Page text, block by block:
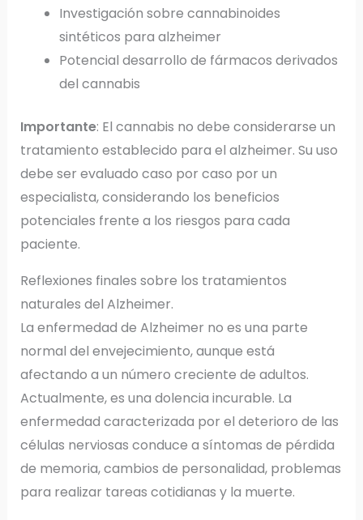
Investigación sobre cannabinoides
sintéticos para alzheimer
Potencial desarrollo de fármacos derivados
del cannabis
Importante: El cannabis no debe considerarse un
tratamiento establecido para el alzheimer. Su uso
debe ser evaluado caso por caso por un
especialista, considerando los beneficios
potenciales frente a los riesgos para cada
paciente.
Reflexiones finales sobre los tratamientos
naturales del Alzheimer.
La enfermedad de Alzheimer no es una parte
normal del envejecimiento, aunque está
afectando a un número creciente de adultos.
Actualmente, es una dolencia incurable. La
enfermedad caracterizada por el deterioro de las
células nerviosas conduce a síntomas de pérdida
de memoria, cambios de personalidad, problemas
para realizar tareas cotidianas y la muerte.